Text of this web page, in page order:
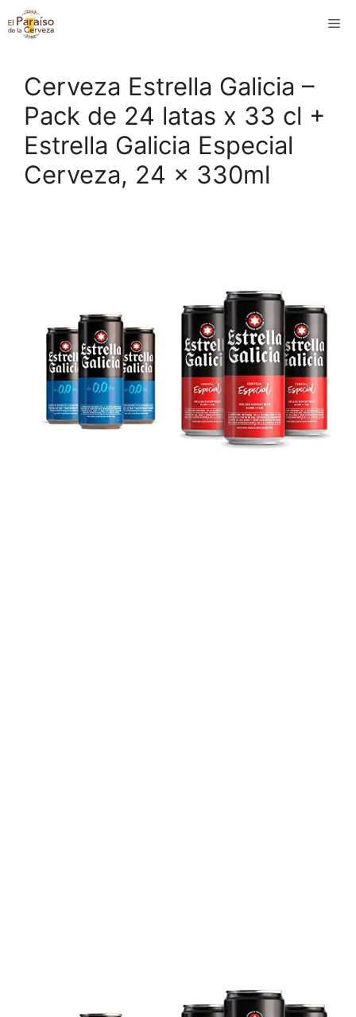
Saltar
al
Cerveza Estrella Galicia –
Pack de 24 latas x 33 cl +
Estrella Galicia Especial
Cerveza, 24 x 330ml